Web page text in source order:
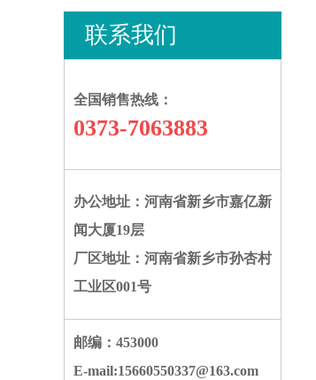
联系我们
全国销售热线：
0373-7063883
办公地址：河南省新乡市嘉亿新
闻大厦19层
厂区地址：河南省新乡市孙杏村
工业区001号
邮编：453000
E-mail:15660550337@163.com